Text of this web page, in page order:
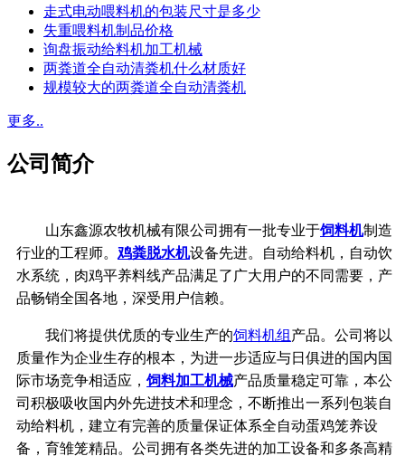
走式电动喂料机的包装尺寸是多少
失重喂料机制品价格
询盘振动给料机加工机械
两粪道全自动清粪机什么材质好
规模较大的两粪道全自动清粪机
更多..
公司简介
山东鑫源农牧机械有限公司拥有一批专业于饲料机制造
行业的工程师。 鸡粪脱水机设备先进。自动给料机，自动饮
水系统， 肉鸡平养料线产品满足了广大用户的不同需要，产
品畅销全国各地，深受用户信赖。
我们将提供优质的专业生产的饲料机组 产品。公司将以
质量作为企业生存的根本， 为进一步适应与日俱进的国内国
际市场竞争相适应，饲料加工机械产品质量稳定可靠， 本公
司积极吸收国内外先进技术和理念，不断推出一系列包装自
动给料机，建立有完善的质量保证体系全自动蛋鸡笼养设
备，育雏笼精品。公司拥有各类先进的加工设备和多条高精